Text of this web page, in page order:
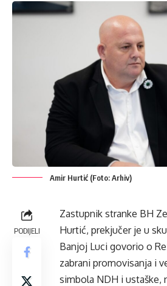
Amir Hurtić (Foto: Arhiv)
PODIJELI
Zastupnik stranke BH
Hurtić, prekjučer je u
Banjoj Luci govorio o
zabrani promovisanja i
simbola NDH i ustaške,